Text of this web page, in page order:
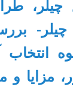
چیلر،
چیلر-
انتخاب
مزایا